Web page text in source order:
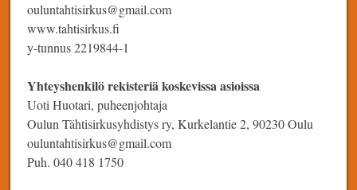
ouluntahtisirkus@gmail.com
www.tahtisirkus.fi
y-tunnus 2219844-1
Yhteyshenkilö rekisteriä koskevissa asioissa
Uoti Huotari, puheenjohtaja
Oulun Tähtisirkusyhdistys ry, Kurkelantie 2, 90230 Oulu
ouluntahtisirkus@gmail.com
Puh. 040 418 1750